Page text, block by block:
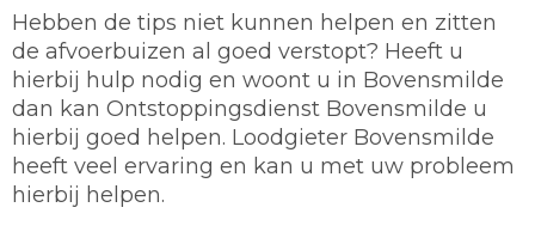
Hebben de tips niet kunnen helpen en zitten
de afvoerbuizen al goed verstopt? Heeft u
hierbij hulp nodig en woont u in Bovensmilde
dan kan Ontstoppingsdienst Bovensmilde u
hierbij goed helpen. Loodgieter Bovensmilde
heeft veel ervaring en kan u met uw probleem
hierbij helpen.